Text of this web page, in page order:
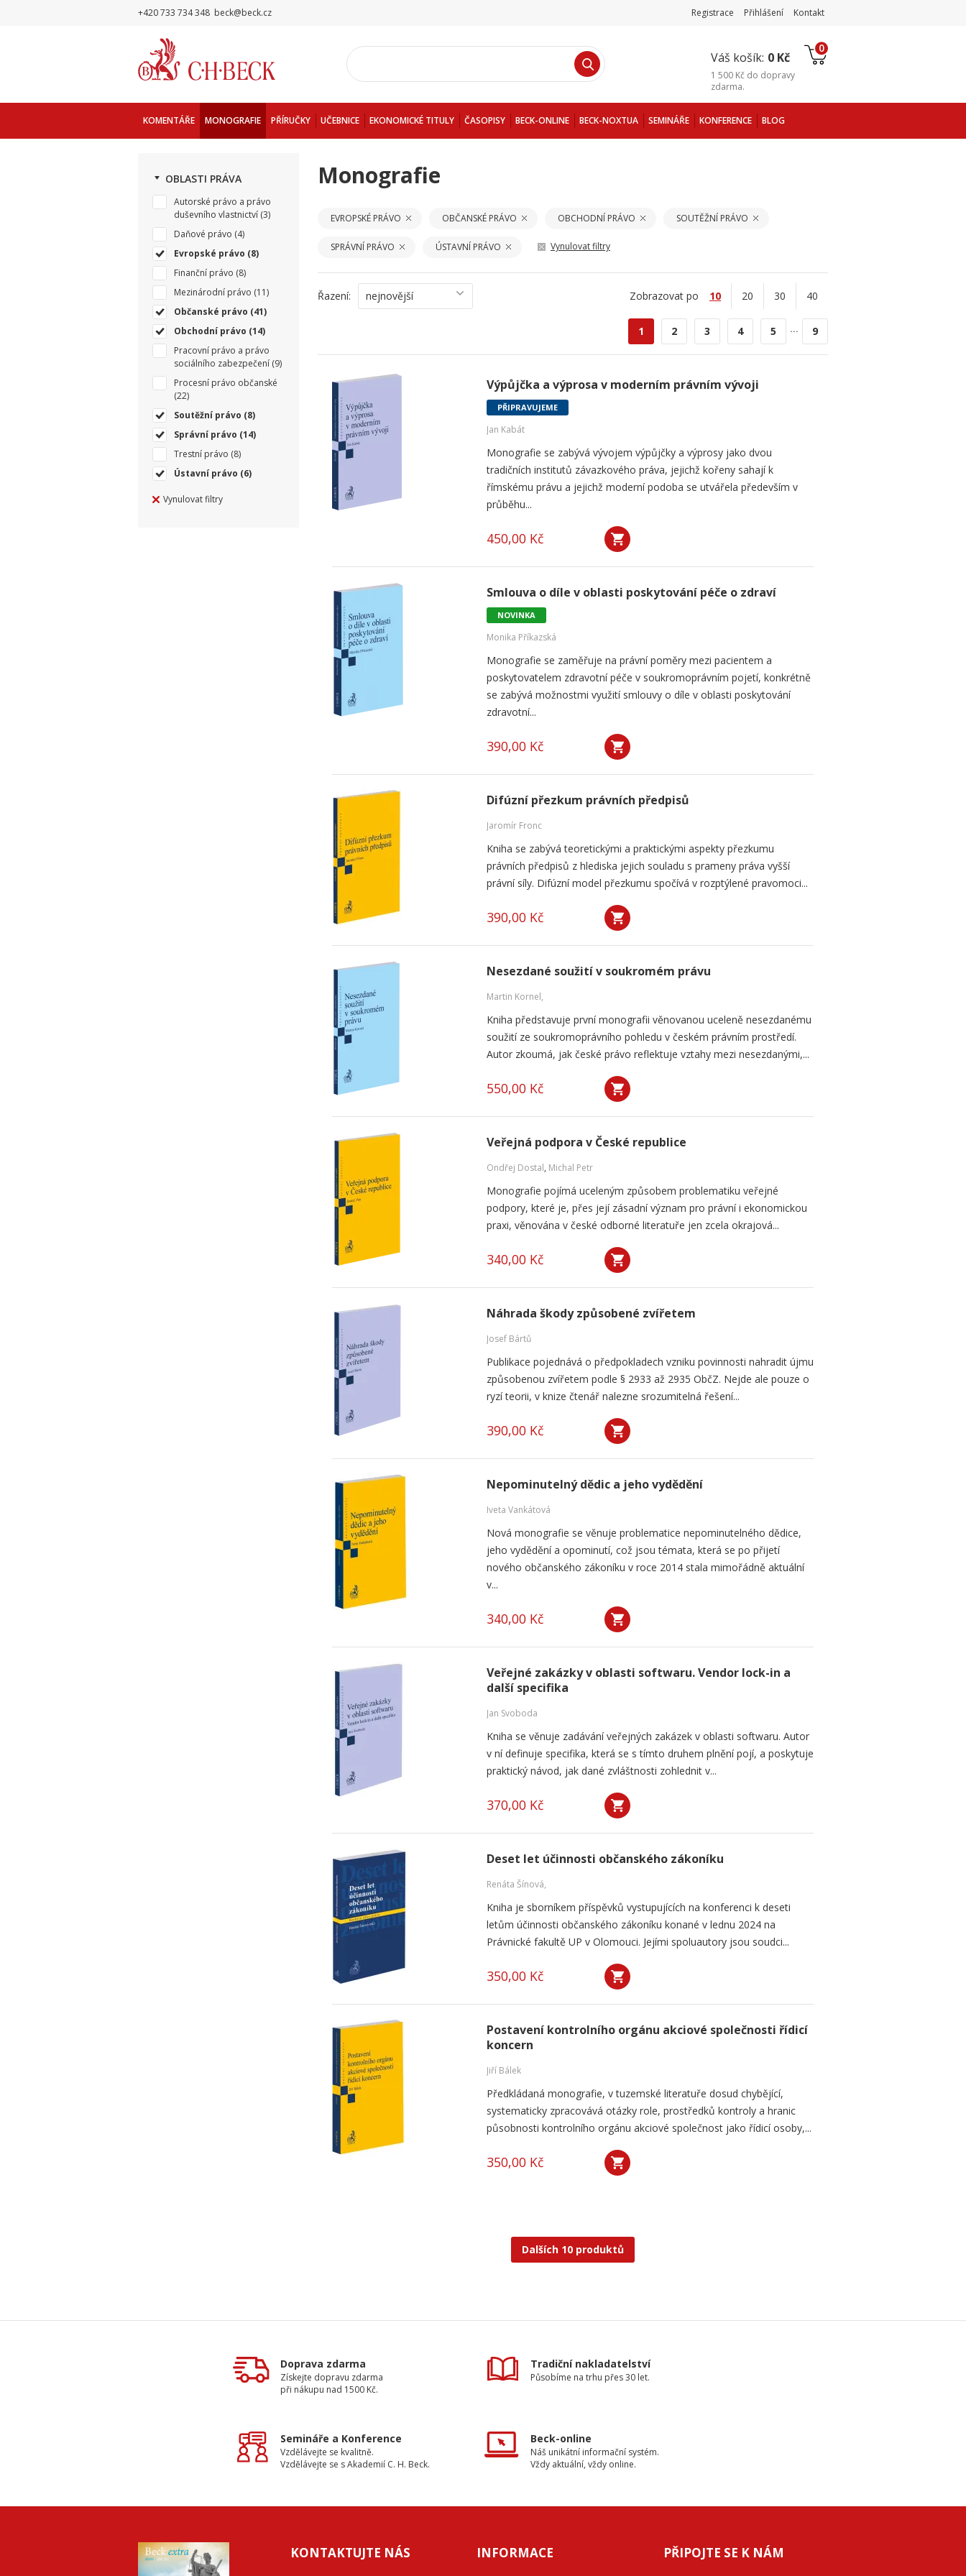
+420 733 734 348 beck@beck.cz Registrace Přihlášení Kontakt
Váš košík: 0 Kč
0
1 500 Kč do dopravy
zdarma.
KOMENTÁŘE MONOGRAFIE PŘÍRUČKY UČEBNICE EKONOMICKÉ TITULY ČASOPISY BECK-ONLINE BECK-NOXTUA SEMINÁŘE KONFERENCE BLOG
OBLASTI PRÁVA
Autorské právo a právo
duševního vlastnictví (3)
Daňové právo (4)
Evropské právo (8)
Finanční právo (8)
Mezinárodní právo (11)
Občanské právo (41)
Obchodní právo (14)
Pracovní právo a právo
sociálního zabezpečení (9)
Procesní právo občanské
(22)
Soutěžní právo (8)
Správní právo (14)
Trestní právo (8)
Ústavní právo (6)
Vynulovat filtry
Monografie
EVROPSKÉ PRÁVO OBČANSKÉ PRÁVO OBCHODNÍ PRÁVO SOUTĚŽNÍ PRÁVO
SPRÁVNÍ PRÁVO ÚSTAVNÍ PRÁVO Vynulovat filtry
Řazení: nejnovější Zobrazovat po 10 20 30 40
1 2 3 4 5 ... 9
Výpůjčka a výprosa v moderním právním vývoji
PŘIPRAVUJEME
Jan Kabát
Monografie se zabývá vývojem výpůjčky a výprosy jako dvou
tradičních institutů závazkového práva, jejichž kořeny sahají k
římskému právu a jejichž moderní podoba se utvářela především v
průběhu...
450,00 Kč
Smlouva o díle v oblasti poskytování péče o zdraví
NOVINKA
Monika Příkazská
Monografie se zaměřuje na právní poměry mezi pacientem a
poskytovatelem zdravotní péče v soukromoprávním pojetí, konkrétně
se zabývá možnostmi využití smlouvy o díle v oblasti poskytování
zdravotní...
390,00 Kč
Difúzní přezkum právních předpisů
Jaromír Fronc
Kniha se zabývá teoretickými a praktickými aspekty přezkumu
právních předpisů z hlediska jejich souladu s prameny práva vyšší
právní síly. Difúzní model přezkumu spočívá v rozptýlené pravomoci...
390,00 Kč
Nesezdané soužití v soukromém právu
Martin Kornel,
Kniha představuje první monografii věnovanou uceleně nesezdanému
soužití ze soukromoprávního pohledu v českém právním prostředí.
Autor zkoumá, jak české právo reflektuje vztahy mezi nesezdanými,...
550,00 Kč
Veřejná podpora v České republice
Ondřej Dostal, Michal Petr
Monografie pojímá uceleným způsobem problematiku veřejné
podpory, které je, přes její zásadní význam pro právní i ekonomickou
praxi, věnována v české odborné literatuře jen zcela okrajová...
340,00 Kč
Náhrada škody způsobené zvířetem
Josef Bártů
Publikace pojednává o předpokladech vzniku povinnosti nahradit újmu
způsobenou zvířetem podle § 2933 až 2935 ObčZ. Nejde ale pouze o
ryzí teorii, v knize čtenář nalezne srozumitelná řešení...
390,00 Kč
Nepominutelný dědic a jeho vydědění
Iveta Vankátová
Nová monografie se věnuje problematice nepominutelného dědice,
jeho vydědění a opominutí, což jsou témata, která se po přijetí
nového občanského zákoníku v roce 2014 stala mimořádně aktuální
v...
340,00 Kč
Veřejné zakázky v oblasti softwaru. Vendor lock-in a
další specifika
Jan Svoboda
Kniha se věnuje zadávání veřejných zakázek v oblasti softwaru. Autor
v ní definuje specifika, která se s tímto druhem plnění pojí, a poskytuje
praktický návod, jak dané zvláštnosti zohlednit v...
370,00 Kč
Deset let účinnosti občanského zákoníku
Renáta Šínová,
Kniha je sborníkem příspěvků vystupujících na konferenci k deseti
letům účinnosti občanského zákoníku konané v lednu 2024 na
Právnické fakultě UP v Olomouci. Jejími spoluautory jsou soudci...
350,00 Kč
Postavení kontrolního orgánu akciové společnosti řídicí
koncern
Jiří Bálek
Předkládaná monografie, v tuzemské literatuře dosud chybějící,
systematicky zpracovává otázky role, prostředků kontroly a hranic
působnosti kontrolního orgánu akciové společnost jako řídicí osoby,...
350,00 Kč
Dalších 10 produktů
Doprava zdarma
Získejte dopravu zdarma
při nákupu nad 1500 Kč.
Tradiční nakladatelství
Působíme na trhu přes 30 let.
Semináře a Konference
Vzdělávejte se kvalitně.
Vzdělávejte se s Akademií C. H. Beck.
Beck-online
Náš unikátní informační systém.
Vždy aktuální, vždy online.
KONTAKTUJTE NÁS INFORMACE PŘIPOJTE SE K NÁM